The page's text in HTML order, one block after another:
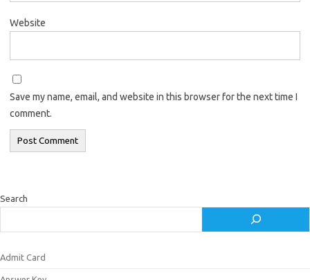
Website
Save my name, email, and website in this browser for the next time I
comment.
Search
Admit Card